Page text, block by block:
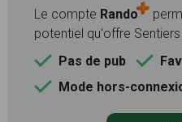
Le compte Rando
potentiel qu'offre Sentiers
Pas de pub
Mode hors-